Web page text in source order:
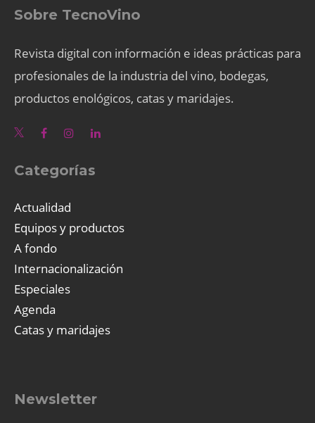
Sobre TecnoVino
Revista digital con información e ideas prácticas para
profesionales de la industria del vino, bodegas,
productos enológicos, catas y maridajes.
Categorías
Actualidad
Equipos y productos
A fondo
Internacionalización
Especiales
Agenda
Catas y maridajes
Newsletter